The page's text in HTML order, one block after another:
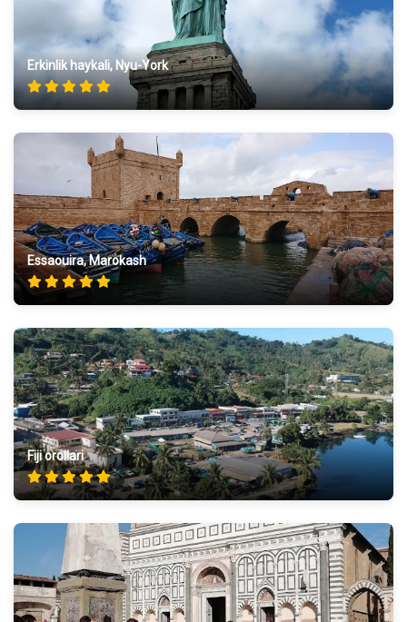
Erkinlik haykali, Nyu-York
Essaouira, Marokash
Fiji orollari